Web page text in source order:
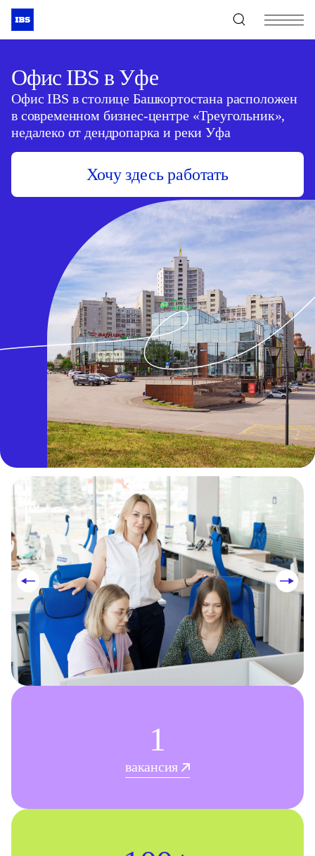
+7 (495) 967-80-80
Офис IBS в Уфе
Офис IBS в столице Башкортостана расположен
в современном бизнес-центре «Треугольник»,
недалеко от дендропарка и реки Уфа
Хочу здесь работать
1
вакансия